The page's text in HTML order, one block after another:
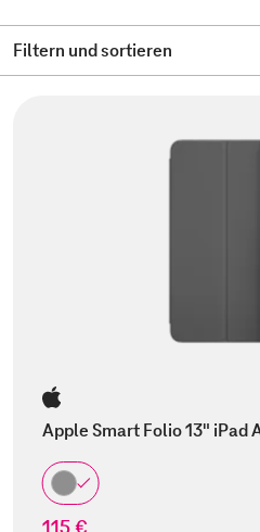
Filtern und sortieren
Apple Smart Folio 13" iPad
115 €